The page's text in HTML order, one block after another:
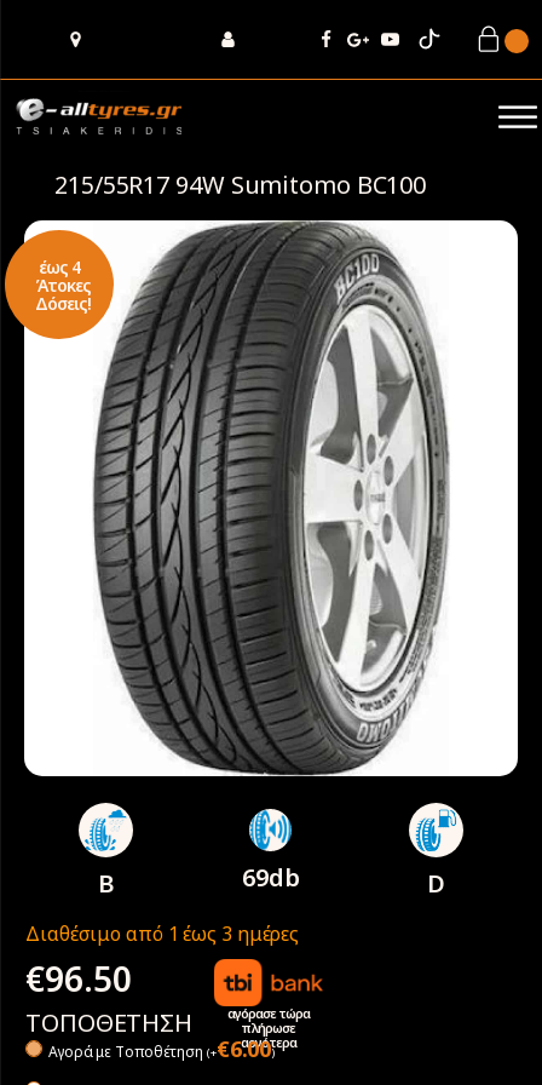
215/55R17 94W Sumitomo BC100
έως 4
Άτοκες
Δόσεις!
B 69db D
Διαθέσιμο από 1 έως 3 ημέρες
€96.50
αγόρασε τώρα
πλήρωσε
αργότερα
ΤΟΠΟΘΕΤΗΣΗ
Αγορά με Tοποθέτηση (+€6.00)